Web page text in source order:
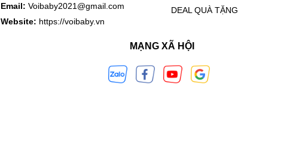
Email: Voibaby2021@gmail.com
Website: https://voibaby.vn
DEAL QUÀ TẶNG
MẠNG XÃ HỘI